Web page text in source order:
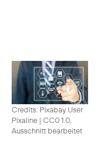
Credits: Pixabay User
Pixaline | CC0 1.0,
Ausschnitt bearbeitet